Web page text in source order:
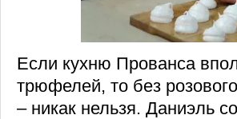
Если кухню Прованса
трюфелей, то без
– никак нельзя. Даниэль